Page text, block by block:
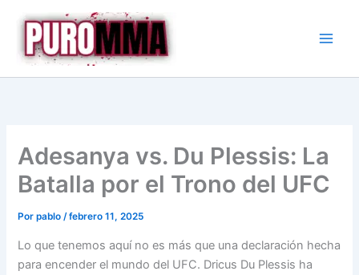
contenido
Adesanya vs. Du Plessis: La
Batalla por el Trono del UFC
Porpablo/febrero 11, 2025
Lo que tenemos aquí no es más que una declaración hecha
para encender el mundo del UFC. Dricus Du Plessis ha